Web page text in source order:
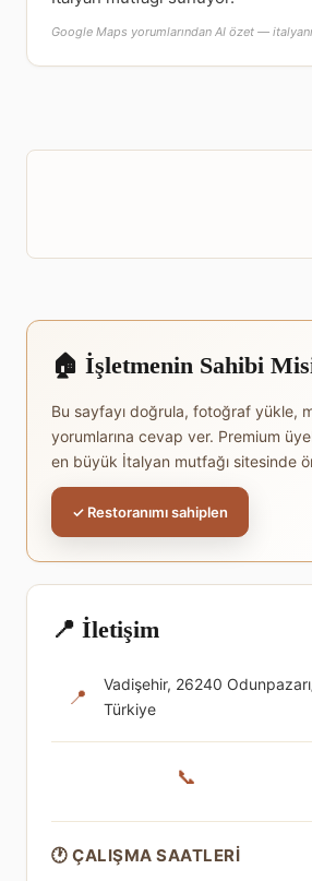
Google Maps yorumlarından AI özet —
🏠 İşletmenin Sahibi
Bu sayfayı doğrula, fotoğraf yükle,
yorumlarına cevap ver. Premium
en büyük İtalyan mutfağı sitesinde
✓ Restoranımı sahiplen
📍 İletişim
📍
Vadişehir, 26240
Türkiye
📞
🕐 ÇALIŞMA SAATLERI